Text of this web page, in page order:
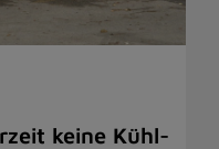
keine Kühl-